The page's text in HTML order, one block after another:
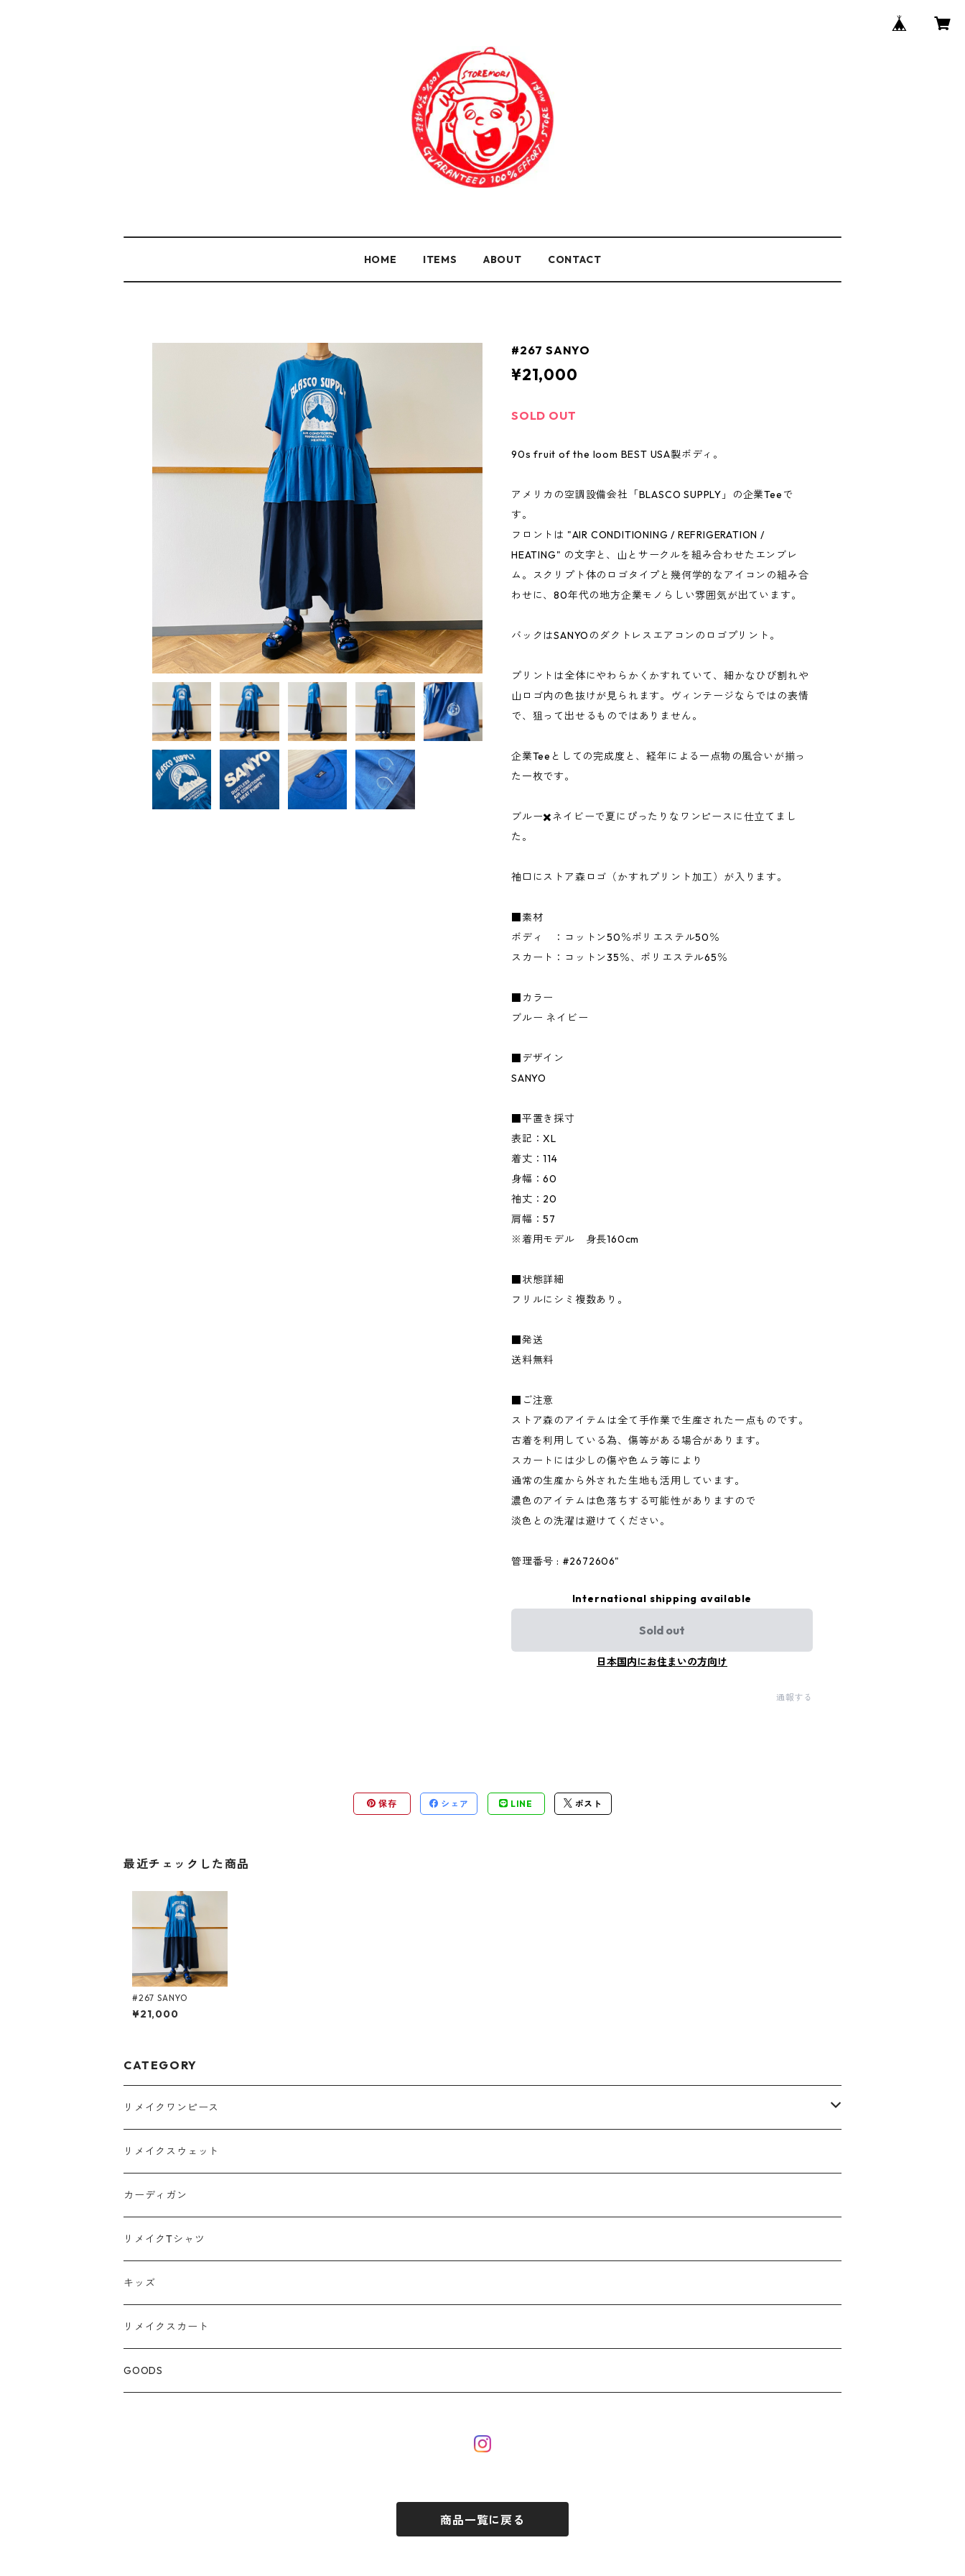
HOME ITEMS ABOUT CONTACT
#267 SANYO
¥21,000
SOLD OUT
90s fruit of the loom BEST USA製ボディ。
アメリカの空調設備会社「BLASCO SUPPLY」の企業Teeで
す。
フロントは "AIR CONDITIONING / REFRIGERATION /
HEATING" の文字と、山とサークルを組み合わせたエンブレ
ム。スクリプト体のロゴタイプと幾何学的なアイコンの組み合
わせに、80年代の地方企業モノらしい雰囲気が出ています。
バックはSANYOのダクトレスエアコンのロゴプリント。
プリントは全体にやわらかくかすれていて、細かなひび割れや
山ロゴ内の色抜けが見られます。ヴィンテージならではの表情
で、狙って出せるものではありません。
企業Teeとしての完成度と、経年による一点物の風合いが揃っ
た一枚です。
ブルー✖️ネイビーで夏にぴったりなワンピースに仕立てまし
た。
袖口にストア森ロゴ（かすれプリント加工）が入ります。
■素材
ボディ ：コットン50％ポリエステル50％
スカート：コットン35％、ポリエステル65％
■カラー
ブルー ネイビー
■デザイン
SANYO
■平置き採寸
表記：XL
着丈：114
身幅：60
袖丈：20
肩幅：57
※着用モデル 身長160cm
■状態詳細
フリルにシミ複数あり。
■発送
送料無料
■ご注意
ストア森のアイテムは全て手作業で生産された一点ものです。
古着を利用している為、傷等がある場合があります。
スカートには少しの傷や色ムラ等により
通常の生産から外された生地も活用しています。
濃色のアイテムは色落ちする可能性がありますので
淡色との洗濯は避けてください。
管理番号 : #2672606"
International shipping available
Sold out
日本国内にお住まいの方向け
通報する
保存 シェア LINE ポスト
最近チェックした商品
#267 SANYO
¥21,000
CATEGORY
リメイクワンピース
Tシャツ
スウェット
ポロシャツ
リメイクスウェット
カーディガン
リメイクTシャツ
キッズ
リメイクスカート
GOODS
商品一覧に戻る